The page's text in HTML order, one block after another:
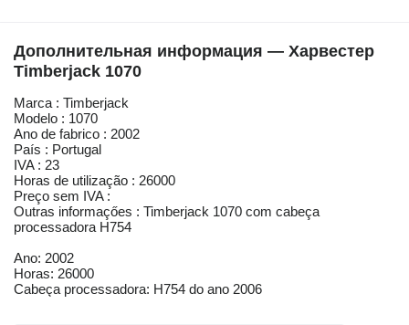
Дополнительная информация — Харвестер
Timberjack 1070
Marca : Timberjack
Modelo : 1070
Ano de fabrico : 2002
País : Portugal
IVA : 23
Horas de utilização : 26000
Preço sem IVA :
Outras informaçőes : Timberjack 1070 com cabeça
processadora H754
Ano: 2002
Horas: 26000
Cabeça processadora: H754 do ano 2006